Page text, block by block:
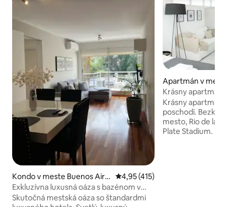
Kondo v meste Buenos Aire
s
Priemerné ohodnotenie 4,95 z
4,95 (415)
Exkluzívna luxusná oáza s bazénom v
Belgrane
Skutočná mestská oáza so štandardmi
Apartmán v
Aires
Krásny apartmán
výhľadom
Krásny apartmán
poschodí.
mesto, Rio de la
Plate Stadium. Ideálne pre 2 osoby,